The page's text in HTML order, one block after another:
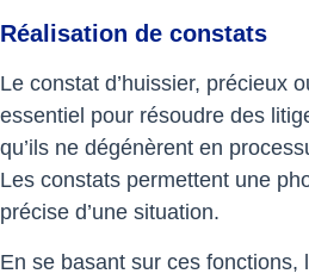
Réalisation de constats
Le constat d’huissier, précieux
essentiel pour résoudre des
qu’ils ne dégénèrent en
Les constats permettent une
précise d’une situation.
En se basant sur ces fonctions,